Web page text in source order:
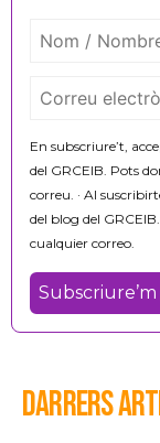
En subscriure’t,
del GRCEIB. Pots
correu. · Al
del blog del
cualquier correo.
DARRERS